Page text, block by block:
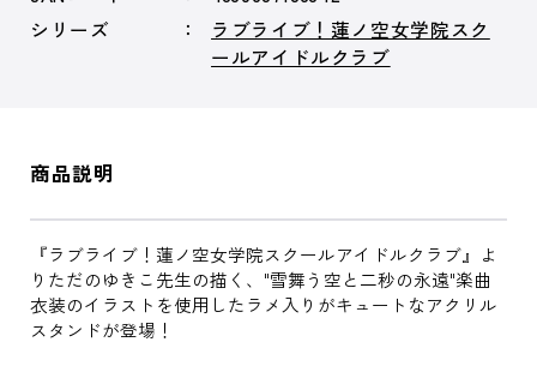
シリーズ
ラブライブ！蓮ノ空女学院スク
ールアイドルクラブ
商品説明
『ラブライブ！蓮ノ空女学院スクールアイドルクラブ』よ
りただのゆきこ先生の描く、"雪舞う空と二秒の永遠"楽曲
衣装のイラストを使用したラメ入りがキュートなアクリル
スタンドが登場！